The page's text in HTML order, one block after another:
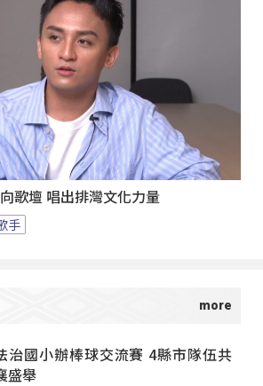
歌壇 唱出排灣文化力量
手
治國小辦棒球交流賽 4縣市隊伍共
盛舉